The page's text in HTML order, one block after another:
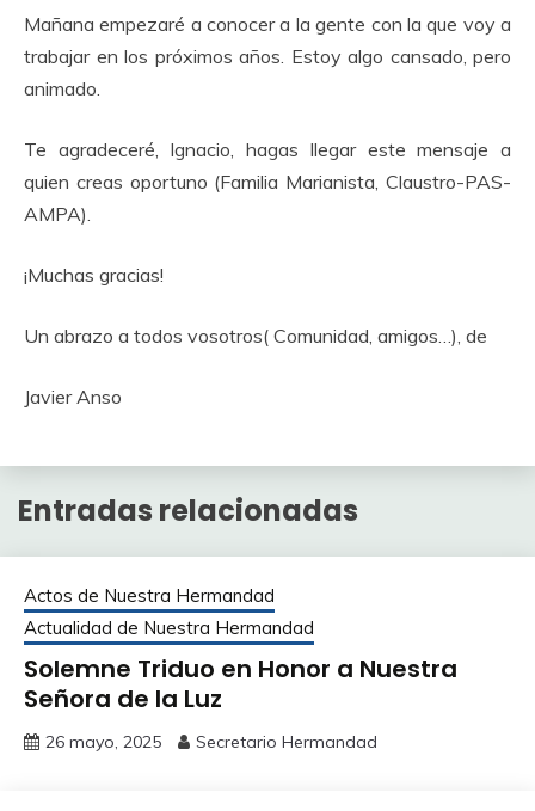
Mañana empezaré a conocer a la gente con la que voy a
trabajar en los próximos años. Estoy algo cansado, pero
animado.
Te agradeceré, Ignacio, hagas llegar este mensaje a
quien creas oportuno (Familia Marianista, Claustro-PAS-
AMPA).
¡Muchas gracias!
Un abrazo a todos vosotros( Comunidad, amigos…), de
Javier Anso
Entradas relacionadas
Actos de Nuestra Hermandad
Actualidad de Nuestra Hermandad
Solemne Triduo en Honor a Nuestra
Señora de la Luz
26 mayo, 2025 Secretario Hermandad